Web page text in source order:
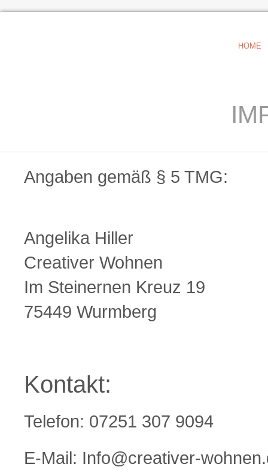
HOME
Angaben gemäß § 5 TMG:
Angelika Hiller
Creativer Wohnen
Im Steinernen Kreuz 19
75449 Wurmberg
Kontakt:
Telefon: 07251 307 9094
E-Mail: Info@creativer-